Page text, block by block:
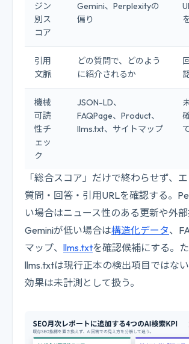
ジン
別ス
コア
Gemini、Perplexityの
偏り
引用
文脈
どの質問で、どのよう
に紹介されるか
機械
可読
性チ
ェッ
ク
JSON-LD、
FAQPage、Product、
llms.txt、サイトマップ
「総合スコア」だけで終わらせず、
質問・回答・引用URLを確認する。
い場合はニュース性のある更新や外部
Geminiが低い場合は構造化データ、
マップ、 llms.txtを確認候補にする。た
llms.txtは現行正本の検出項目ではな
効果は未計測として扱う。